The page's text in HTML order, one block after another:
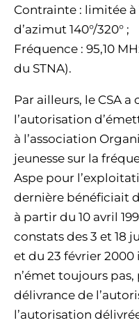
Contrainte : limitée à
d’azimut 140°/320° ;
Fréquence : 95,10
du STNA).
Par ailleurs, le CSA
l’autorisation
à l’association
jeunesse sur la
Aspe pour
dernière bénéficiait
à partir du 10 avril
constats des 3 et 18
et du 23 février
n’émet toujours
délivrance de
l’autorisation